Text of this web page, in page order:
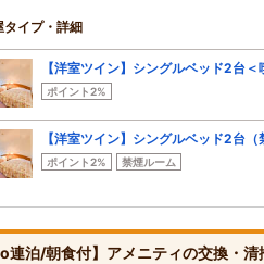
タイプ・詳細
【洋室ツイン】シングルベッド2台＜
ポイント2%
【洋室ツイン】シングルベッド2台（
ポイント2% 禁煙ルーム
連泊/朝食付】アメニティの交換・